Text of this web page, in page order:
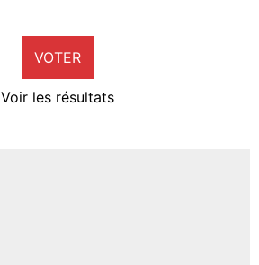
VOTER
Voir les résultats